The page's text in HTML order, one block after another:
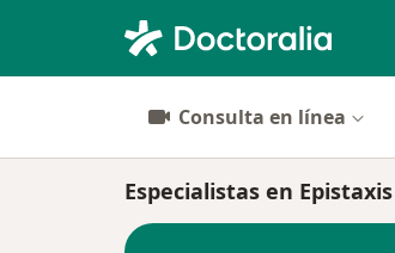
Consulta en línea
Especialistas en